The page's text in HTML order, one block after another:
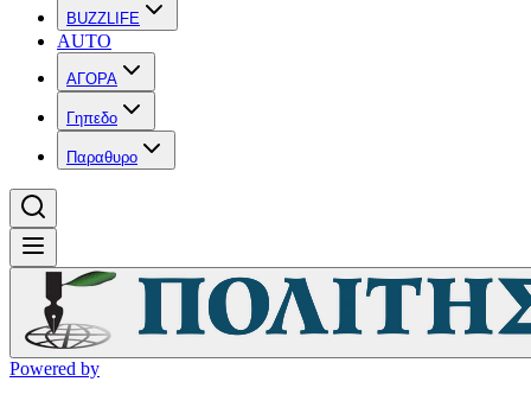
BUZZLIFE
AUTO
ΑΓΟΡΑ
Γηπεδο
Παραθυρο
Powered by